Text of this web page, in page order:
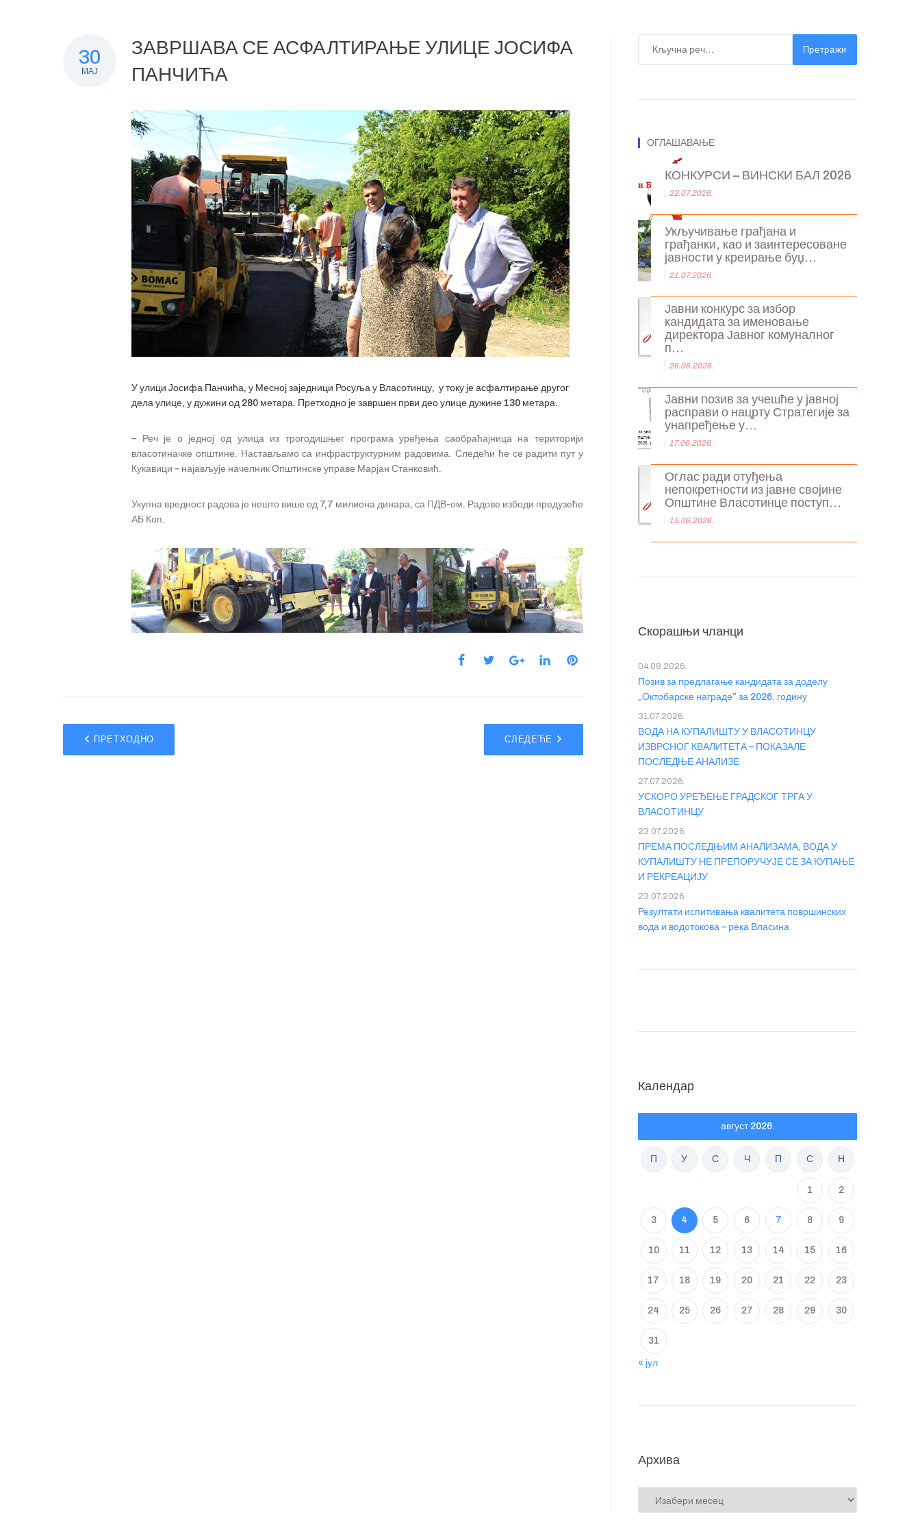
30
МАЈ
ЗАВРШАВА СЕ АСФАЛТИРАЊЕ УЛИЦЕ ЈОСИФА
ПАНЧИЋА
У улици Јосифа Панчића, у Месној заједници Росуља у Власотинцу, у току је асфалтирање другог
дела улице, у дужини од 280 метара. Претходно је завршен први део улице дужине 130 метара.
– Реч је о једној од улица из трогодишњег програма уређења саобраћајница на територији
власотиначке општине. Настављамо са инфраструктурним радовима. Следећи ће се радити пут у
Кукавици – најављује начелник Општинске управе Марјан Станковић.
Укупна вредност радова је нешто више од 7,7 милиона динара, са ПДВ-ом. Радове избоди предузеће
АБ Коп.
ПРЕТХОДНО СЛЕДЕЋЕ
Претражи
ОГЛАШАВАЊЕ
КОНКУРСИ – ВИНСКИ БАЛ 2026
22.07.2026.
Укључивање грађана и
грађанки, као и заинтересоване
јавности у креирање буџ...
21.07.2026.
Јавни конкурс за избор
кандидата за именовање
директора Јавног комуналног
п...
26.06.2026.
Јавни позив за учешће у јавној
расправи о нацрту Стратегије за
унапређење у...
17.06.2026.
Оглас ради отуђења
непокретности из јавне својине
Општине Власотинце поступ...
15.06.2026.
Скорашњи чланци
Позив за предлагање кандидата за доделу
„Октобарске награде” за 2026. годину
04.08.2026.
ВОДА НА КУПАЛИШТУ У ВЛАСОТИНЦУ
ИЗВРСНОГ КВАЛИТЕТА – ПОКАЗАЛЕ
ПОСЛЕДЊЕ АНАЛИЗЕ
31.07.2026.
УСКОРО УРЕЂЕЊЕ ГРАДСКОГ ТРГА У
ВЛАСОТИНЦУ
27.07.2026.
ПРЕМА ПОСЛЕДЊИМ АНАЛИЗАМА, ВОДА У
КУПАЛИШТУ НЕ ПРЕПОРУЧУЈЕ СЕ ЗА КУПАЊЕ
И РЕКРЕАЦИЈУ
23.07.2026.
Резултати испитивања квалитета површинских
вода и водотокова – река Власина
23.07.2026.
Календар
август 2026.
П У С Ч П С Н
1 2
3 4 5 6 7 8 9
10 11 12 13 14 15 16
17 18 19 20 21 22 23
24 25 26 27 28 29 30
31
« јул
Архива